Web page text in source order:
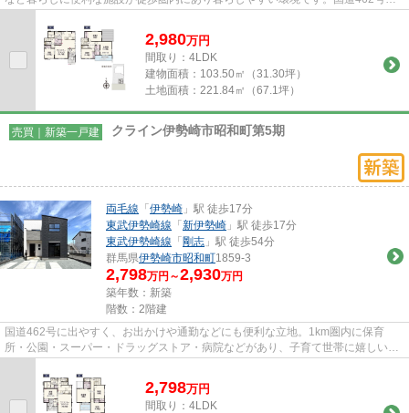
354号に近く通勤や送迎に便利な...
2,980万円
間取り：4LDK
建物面積： 103.50㎡（31.30坪）
土地面積： 221.84㎡（67.1坪）
売買｜新築一戸建 クライン伊勢崎市昭和町第5期
両毛線 「伊勢崎 」駅 徒歩17分
東武伊勢崎線 「新伊勢崎 」駅 徒歩17分
東武伊勢崎線 「剛志 」駅 徒歩54分
群馬県伊勢崎市昭和町1859-3
2,798万円～2,930万円
築年数：新築
階数：2階建
国道462号に出やすく、お出かけや通勤などにも便利な立地。1km圏内に保育
所・公園・スーパー・ドラッグストア・病院などがあり、子育て世帯に嬉しい環
境となっております。
2,798万円
間取り：4LDK